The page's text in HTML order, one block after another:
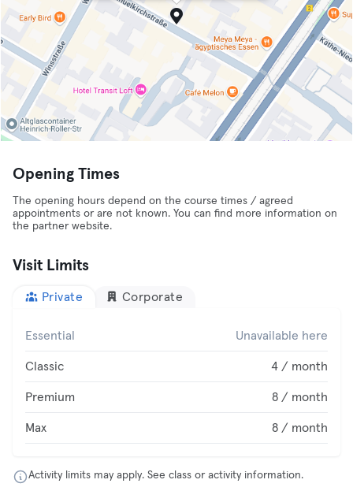
Opening Times
The opening hours depend on the course times / agreed
appointments or are not known. You can find more information on
the partner website.
Visit Limits
Private Corporate
Essential Unavailable here
Classic 4 / month
Premium 8 / month
Max 8 / month
Activity limits may apply. See class or activity information.